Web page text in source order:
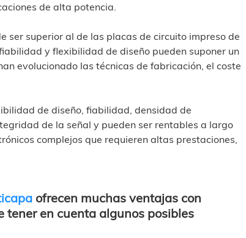
de alta potencia.
ser superior al de las placas de circuito impreso de
y flexibilidad de diseño pueden suponer un
evolucionado las técnicas de fabricación, el coste
de diseño, fiabilidad, densidad de
de la señal y pueden ser rentables a largo
complejos que requieren altas prestaciones,
ofrecen muchas ventajas con
tener en cuenta algunos posibles